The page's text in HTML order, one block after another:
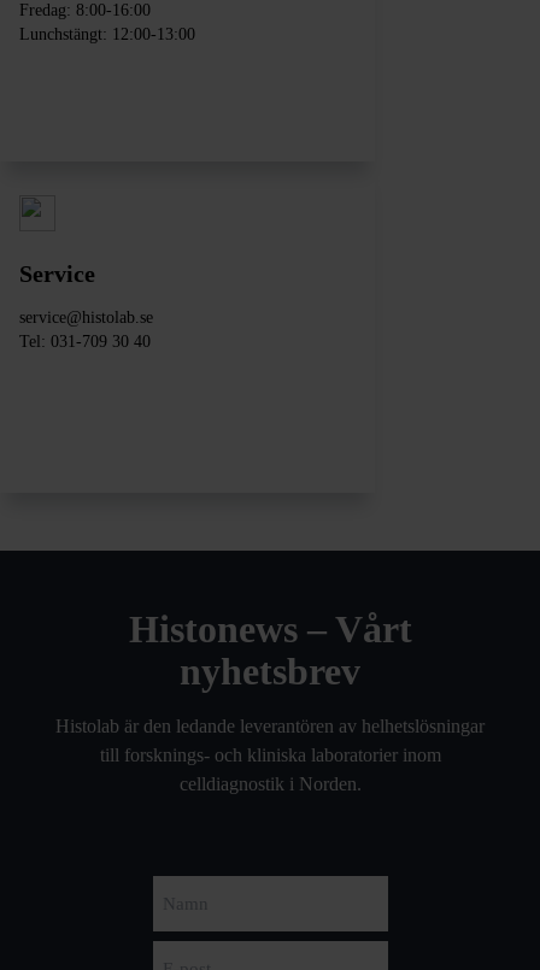
Fredag: 8:00-16:00
Lunchstängt: 12:00-13:00
Service
service@histolab.se
Tel: 031-709 30 40
Histonews – Vårt
nyhetsbrev
Histolab är den ledande leverantören av helhetslösningar
till forsknings- och kliniska laboratorier inom
celldiagnostik i Norden.